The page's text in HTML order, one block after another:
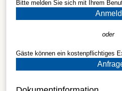
Bitte melden Sie sich mit Ihrem
oder
Gäste können ein kostenpflichtiges